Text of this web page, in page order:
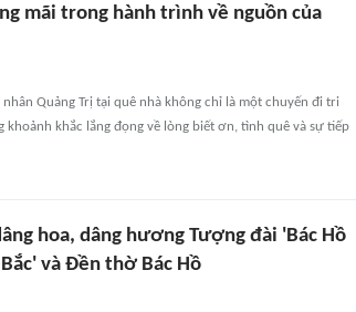
mãi trong hành trình về nguồn của
Quảng Trị tại quê nhà không chỉ là một chuyến đi tri
khoảnh khắc lắng đọng về lòng biết ơn, tình quê và sự tiếp
hoa, dâng hương Tượng đài 'Bác Hồ
và Đền thờ Bác Hồ